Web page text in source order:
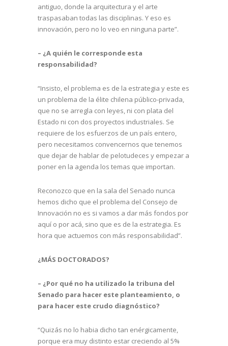
antiguo, donde la arquitectura y el arte
traspasaban todas las disciplinas. Y eso es
innovación, pero no lo veo en ninguna parte”.
– ¿A quién le corresponde esta
responsabilidad?
“Insisto, el problema es de la estrategia y este es
un problema de la élite chilena público-privada,
que no se arregla con leyes, ni con plata del
Estado ni con dos proyectos industriales. Se
requiere de los esfuerzos de un país entero,
pero necesitamos convencernos que tenemos
que dejar de hablar de pelotudeces y empezar a
poner en la agenda los temas que importan.
Reconozco que en la sala del Senado nunca
hemos dicho que el problema del Consejo de
Innovación no es si vamos a dar más fondos por
aquí o por acá, sino que es de la estrategia. Es
hora que actuemos con más responsabilidad”.
¿MÁS DOCTORADOS?
– ¿Por qué no ha utilizado la tribuna del
Senado para hacer este planteamiento, o
para hacer este crudo diagnóstico?
“Quizás no lo habia dicho tan enérgicamente,
porque era muy distinto estar creciendo al 5%